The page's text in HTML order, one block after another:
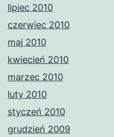
lipiec 2010
czerwiec 2010
maj 2010
kwiecień 2010
marzec 2010
luty 2010
styczeń 2010
grudzień 2009